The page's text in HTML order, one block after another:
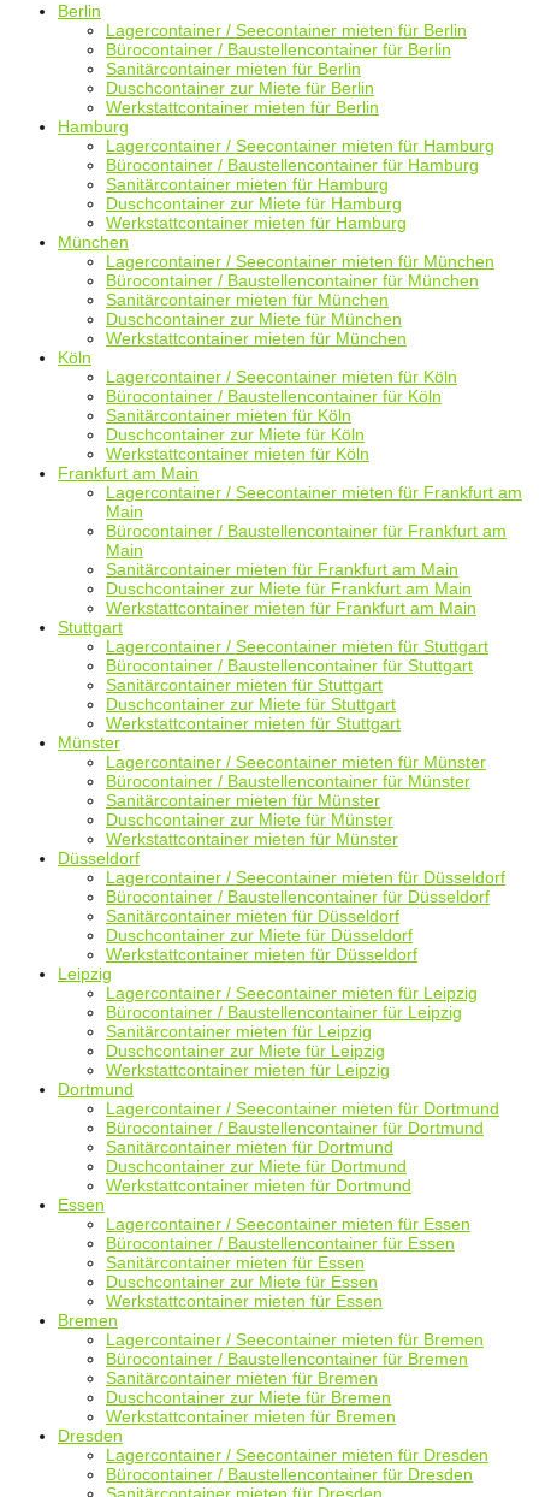
Berlin
Lagercontainer / Seecontainer mieten für Berlin
Bürocontainer / Baustellencontainer für Berlin
Sanitärcontainer mieten für Berlin
Duschcontainer zur Miete für Berlin
Werkstattcontainer mieten für Berlin
Hamburg
Lagercontainer / Seecontainer mieten für Hamburg
Bürocontainer / Baustellencontainer für Hamburg
Sanitärcontainer mieten für Hamburg
Duschcontainer zur Miete für Hamburg
Werkstattcontainer mieten für Hamburg
München
Lagercontainer / Seecontainer mieten für München
Bürocontainer / Baustellencontainer für München
Sanitärcontainer mieten für München
Duschcontainer zur Miete für München
Werkstattcontainer mieten für München
Köln
Lagercontainer / Seecontainer mieten für Köln
Bürocontainer / Baustellencontainer für Köln
Sanitärcontainer mieten für Köln
Duschcontainer zur Miete für Köln
Werkstattcontainer mieten für Köln
Frankfurt am Main
Lagercontainer / Seecontainer mieten für Frankfurt am
Main
Bürocontainer / Baustellencontainer für Frankfurt am
Main
Sanitärcontainer mieten für Frankfurt am Main
Duschcontainer zur Miete für Frankfurt am Main
Werkstattcontainer mieten für Frankfurt am Main
Stuttgart
Lagercontainer / Seecontainer mieten für Stuttgart
Bürocontainer / Baustellencontainer für Stuttgart
Sanitärcontainer mieten für Stuttgart
Duschcontainer zur Miete für Stuttgart
Werkstattcontainer mieten für Stuttgart
Münster
Lagercontainer / Seecontainer mieten für Münster
Bürocontainer / Baustellencontainer für Münster
Sanitärcontainer mieten für Münster
Duschcontainer zur Miete für Münster
Werkstattcontainer mieten für Münster
Düsseldorf
Lagercontainer / Seecontainer mieten für Düsseldorf
Bürocontainer / Baustellencontainer für Düsseldorf
Sanitärcontainer mieten für Düsseldorf
Duschcontainer zur Miete für Düsseldorf
Werkstattcontainer mieten für Düsseldorf
Leipzig
Lagercontainer / Seecontainer mieten für Leipzig
Bürocontainer / Baustellencontainer für Leipzig
Sanitärcontainer mieten für Leipzig
Duschcontainer zur Miete für Leipzig
Werkstattcontainer mieten für Leipzig
Dortmund
Lagercontainer / Seecontainer mieten für Dortmund
Bürocontainer / Baustellencontainer für Dortmund
Sanitärcontainer mieten für Dortmund
Duschcontainer zur Miete für Dortmund
Werkstattcontainer mieten für Dortmund
Essen
Lagercontainer / Seecontainer mieten für Essen
Bürocontainer / Baustellencontainer für Essen
Sanitärcontainer mieten für Essen
Duschcontainer zur Miete für Essen
Werkstattcontainer mieten für Essen
Bremen
Lagercontainer / Seecontainer mieten für Bremen
Bürocontainer / Baustellencontainer für Bremen
Sanitärcontainer mieten für Bremen
Duschcontainer zur Miete für Bremen
Werkstattcontainer mieten für Bremen
Dresden
Lagercontainer / Seecontainer mieten für Dresden
Bürocontainer / Baustellencontainer für Dresden